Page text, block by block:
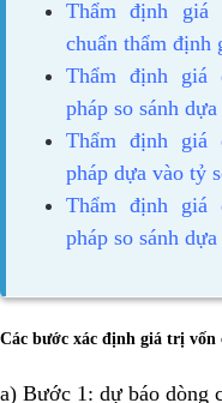
Thẩm định giá
chuẩn thẩm định
Thẩm định giá
pháp so sánh
Thẩm định giá
pháp dựa vào tỷ
Thẩm định giá
pháp so sánh
Các bước xác định giá trị vốn
a) Bước 1: dự báo dòng